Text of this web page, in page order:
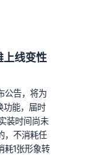
上线变性
公告，将为
功能，届时
装时间尚未
，不消耗任
耗1张形象转